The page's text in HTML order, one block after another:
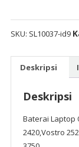
1450,Vostro
2420,Vostro
3450,Vostro
3550,Vostro
3750
SKU: SL10037-id9
Deskripsi
Deskripsi
Baterai Laptop
2420,Vostro